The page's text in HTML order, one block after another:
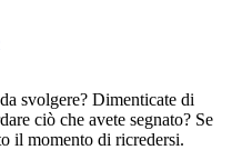
svolgere? Dimenticate di
ciò che avete segnato? Se
il momento di ricredersi.